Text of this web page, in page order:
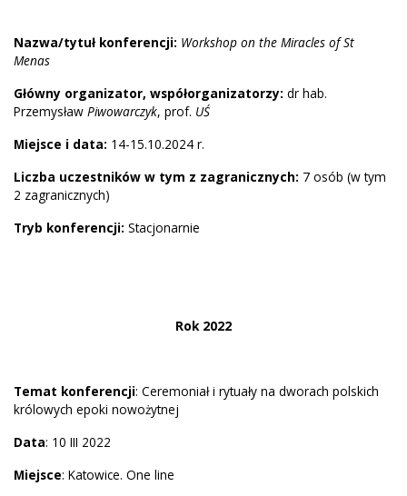
Nazwa/tytuł konferencji: Workshop on the Miracles of St
Menas
Główny organizator, współorganizatorzy: dr hab.
Przemysław Piwowarczyk, prof. UŚ
Miejsce i data: 14-15.10.2024 r.
Liczba uczestników w tym z zagranicznych: 7 osób (w tym
2 zagranicznych)
Tryb konferencji: Stacjonarnie
Rok 2022
Temat konferencji: Ceremoniał i rytuały na dworach polskich
królowych epoki nowożytnej
Data: 10 III 2022
Miejsce: Katowice. One line